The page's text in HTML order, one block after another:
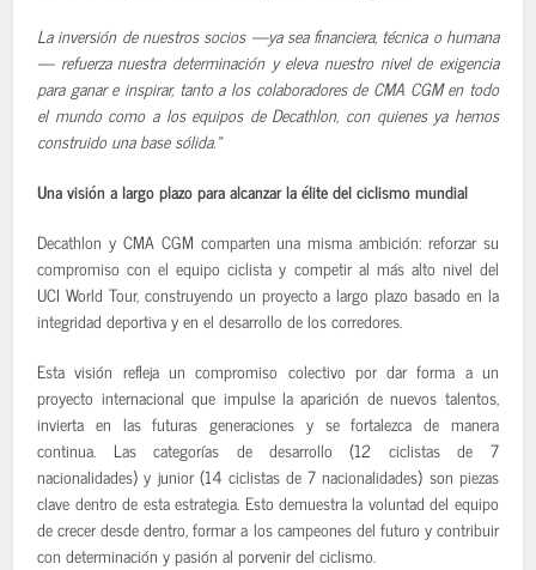
La inversión de nuestros socios —ya sea financiera, técnica o humana
— refuerza nuestra determinación y eleva nuestro nivel de exigencia
para ganar e inspirar, tanto a los colaboradores de CMA CGM en todo
el mundo como a los equipos de Decathlon, con quienes ya hemos
construido una base sólida.»
Una visión a largo plazo para alcanzar la élite del ciclismo mundial
Decathlon y CMA CGM comparten una misma ambición: reforzar su
compromiso con el equipo ciclista y competir al más alto nivel del
UCI World Tour, construyendo un proyecto a largo plazo basado en la
integridad deportiva y en el desarrollo de los corredores.
Esta visión refleja un compromiso colectivo por dar forma a un
proyecto internacional que impulse la aparición de nuevos talentos,
invierta en las futuras generaciones y se fortalezca de manera
continua. Las categorías de desarrollo (12 ciclistas de 7
nacionalidades) y junior (14 ciclistas de 7 nacionalidades) son piezas
clave dentro de esta estrategia. Esto demuestra la voluntad del equipo
de crecer desde dentro, formar a los campeones del futuro y contribuir
con determinación y pasión al porvenir del ciclismo.